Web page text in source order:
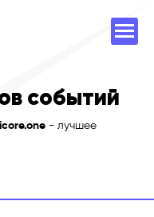
событий
- лучшее